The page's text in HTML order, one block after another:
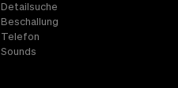
Detailsuche
Beschallung
Telefon
Sounds